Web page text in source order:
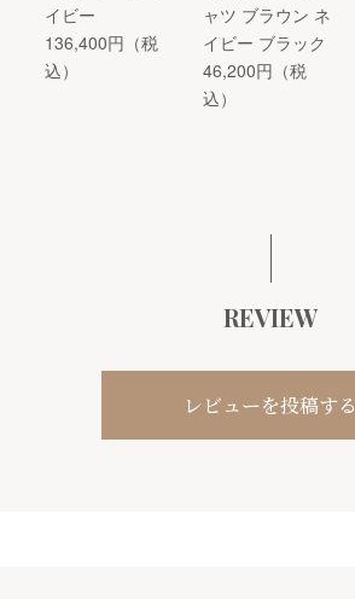
イビー
136,400円（税
込）
ャツ ブラウン ネ
イビー ブラック
46,200円（税
込）
REVIEW
レビューを投稿する